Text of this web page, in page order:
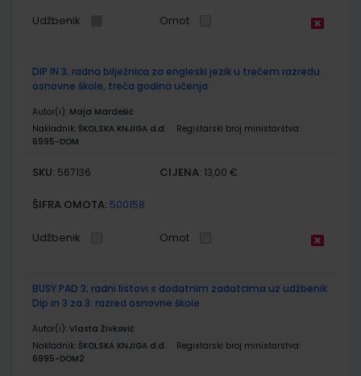
Udžbenik Omot
DIP IN 3; radna bilježnica za engleski jezik u trećem razredu
osnovne škole, treća godina učenja
Autor(i): Maja Mardešić
Nakladnik: ŠKOLSKA KNJIGA d.d.
Registarski broj ministarstva:
6995-DOM
SKU: 567136 CIJENA: 13,00 €
ŠIFRA OMOTA: 500158
Udžbenik Omot
BUSY PAD 3; radni listovi s dodatnim zadatcima uz udžbenik
Dip in 3 za 3. razred osnovne škole
Autor(i): Vlasta Živković
Nakladnik: ŠKOLSKA KNJIGA d.d.
Registarski broj ministarstva:
6995-DOM2